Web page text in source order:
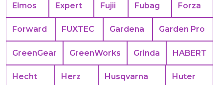
Elmos Expert Fujii Fubag Forza
Forward FUXTEC Gardena Garden Pro
GreenGear GreenWorks Grinda HABERT
Hecht Herz Husqvarna Huter